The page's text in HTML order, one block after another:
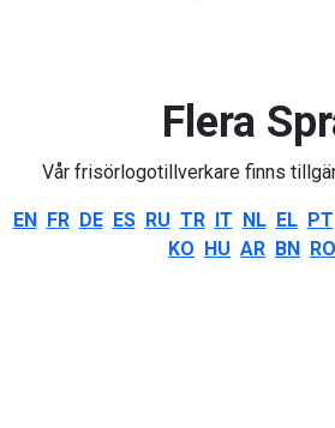
Flera
Vår frisörlogotillverkare finns
EN FR DE ES RU TR IT NL EL PT
KO HU AR BN RO